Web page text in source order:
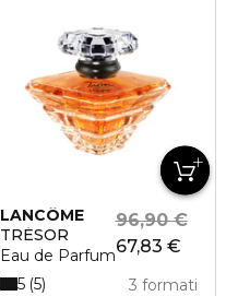
LANCÔME
TRÉSOR
Eau de Parfum67,83 €
96,90 €
3 formati
5 5